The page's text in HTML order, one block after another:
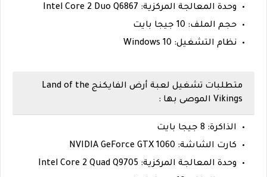
وحدة المعالجة المركزية: Intel Core 2 Duo Q6867
حجم الملف: 10 جيجا بايت
نظام التشغيل: Windows 10
متطلبات تشغيل لعبة أرض الفايكنج Land of the
Vikings الموصى بها :
الذاكرة: 8 جيجا بايت
كارت الشاشة: NVIDIA GeForce GTX 1060
وحدة المعالجة المركزية: Intel Core 2 Quad Q9705